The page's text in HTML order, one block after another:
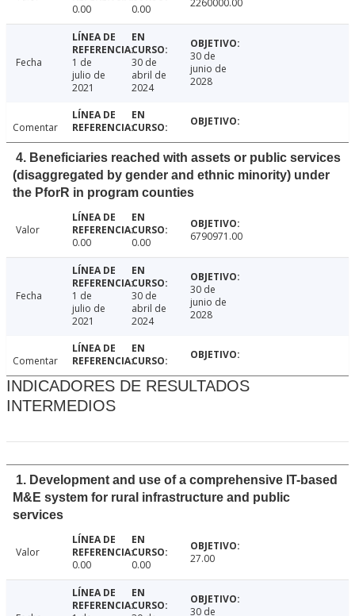
0.00
0.00 2260000.00
Fecha
1 de
julio de
2021
30 de
abril de
2024
30 de
junio de
2028
Comentar
4. Beneficiaries reached with assets or public services
(disaggregated by gender and ethnic minority) under
the PforR in program counties
Valor
0.00
0.00 6790971.00
Fecha
1 de
julio de
2021
30 de
abril de
2024
30 de
junio de
2028
Comentar
INDICADORES DE RESULTADOS
INTERMEDIOS
1. Development and use of a comprehensive IT-based
M&E system for rural infrastructure and public
services
Valor
0.00
0.00 27.00
30 de